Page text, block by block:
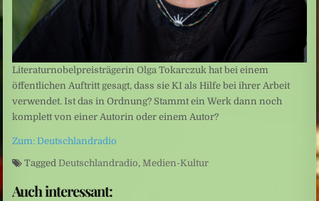
Literaturnobelpreisträgerin Olga Tokarczuk hat bei einem
öffentlichen Auftritt gesagt, dass sie KI als Hilfe bei ihrer Arbeit
verwendet. Ist das in Ordnung? Stammt ein Werk dann noch
komplett von einer Autorin oder einem Autor?
Zum: Deutschlandradio
Tagged Deutschlandradio, Medien-Kultur
Auch interessant: